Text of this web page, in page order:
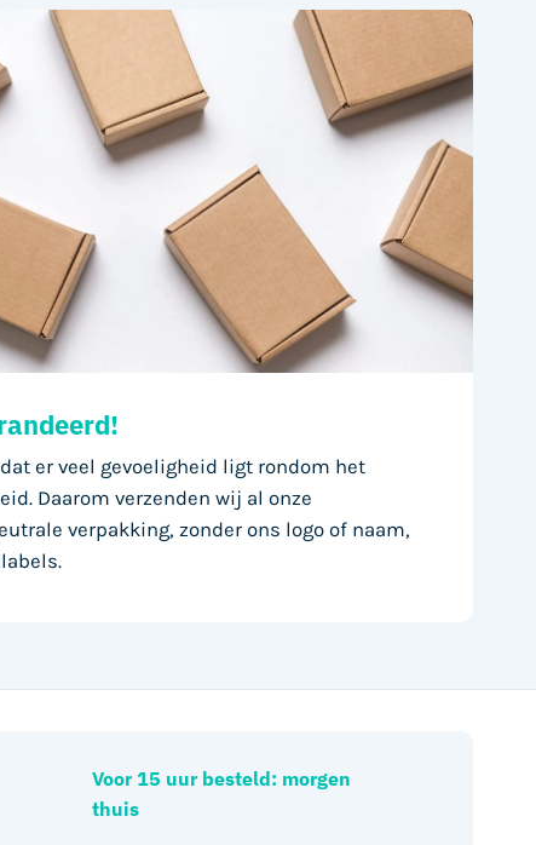
er veel gevoeligheid ligt rondom het
Daarom verzenden wij al onze
verpakking, zonder ons logo of naam,
Voor 15 uur besteld: morgen
thuis